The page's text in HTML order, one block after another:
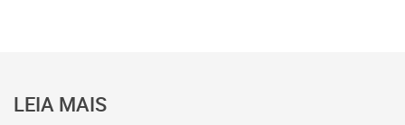
LEIA MAIS